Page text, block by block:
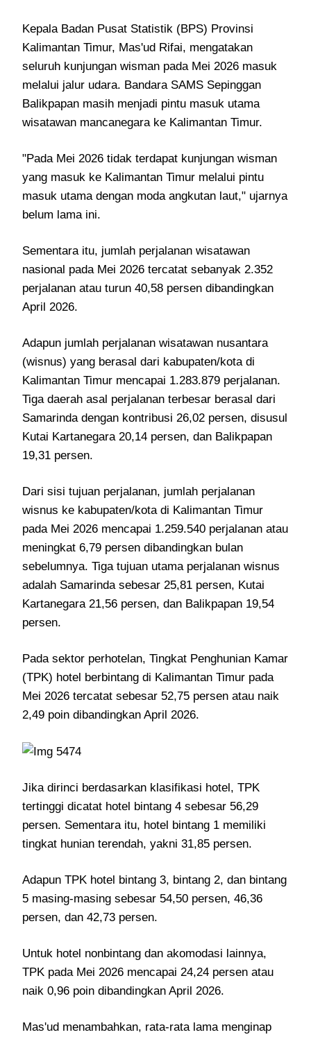
Kepala Badan Pusat Statistik (BPS) Provinsi
Kalimantan Timur, Mas'ud Rifai, mengatakan
seluruh kunjungan wisman pada Mei 2026 masuk
melalui jalur udara. Bandara SAMS Sepinggan
Balikpapan masih menjadi pintu masuk utama
wisatawan mancanegara ke Kalimantan Timur.
"Pada Mei 2026 tidak terdapat kunjungan wisman
yang masuk ke Kalimantan Timur melalui pintu
masuk utama dengan moda angkutan laut," ujarnya
belum lama ini.
Sementara itu, jumlah perjalanan wisatawan
nasional pada Mei 2026 tercatat sebanyak 2.352
perjalanan atau turun 40,58 persen dibandingkan
April 2026.
Adapun jumlah perjalanan wisatawan nusantara
(wisnus) yang berasal dari kabupaten/kota di
Kalimantan Timur mencapai 1.283.879 perjalanan.
Tiga daerah asal perjalanan terbesar berasal dari
Samarinda dengan kontribusi 26,02 persen, disusul
Kutai Kartanegara 20,14 persen, dan Balikpapan
19,31 persen.
Dari sisi tujuan perjalanan, jumlah perjalanan
wisnus ke kabupaten/kota di Kalimantan Timur
pada Mei 2026 mencapai 1.259.540 perjalanan atau
meningkat 6,79 persen dibandingkan bulan
sebelumnya. Tiga tujuan utama perjalanan wisnus
adalah Samarinda sebesar 25,81 persen, Kutai
Kartanegara 21,56 persen, dan Balikpapan 19,54
persen.
Pada sektor perhotelan, Tingkat Penghunian Kamar
(TPK) hotel berbintang di Kalimantan Timur pada
Mei 2026 tercatat sebesar 52,75 persen atau naik
2,49 poin dibandingkan April 2026.
Jika dirinci berdasarkan klasifikasi hotel, TPK
tertinggi dicatat hotel bintang 4 sebesar 56,29
persen. Sementara itu, hotel bintang 1 memiliki
tingkat hunian terendah, yakni 31,85 persen.
Adapun TPK hotel bintang 3, bintang 2, dan bintang
5 masing-masing sebesar 54,50 persen, 46,36
persen, dan 42,73 persen.
Untuk hotel nonbintang dan akomodasi lainnya,
TPK pada Mei 2026 mencapai 24,24 persen atau
naik 0,96 poin dibandingkan April 2026.
Mas'ud menambahkan, rata-rata lama menginap